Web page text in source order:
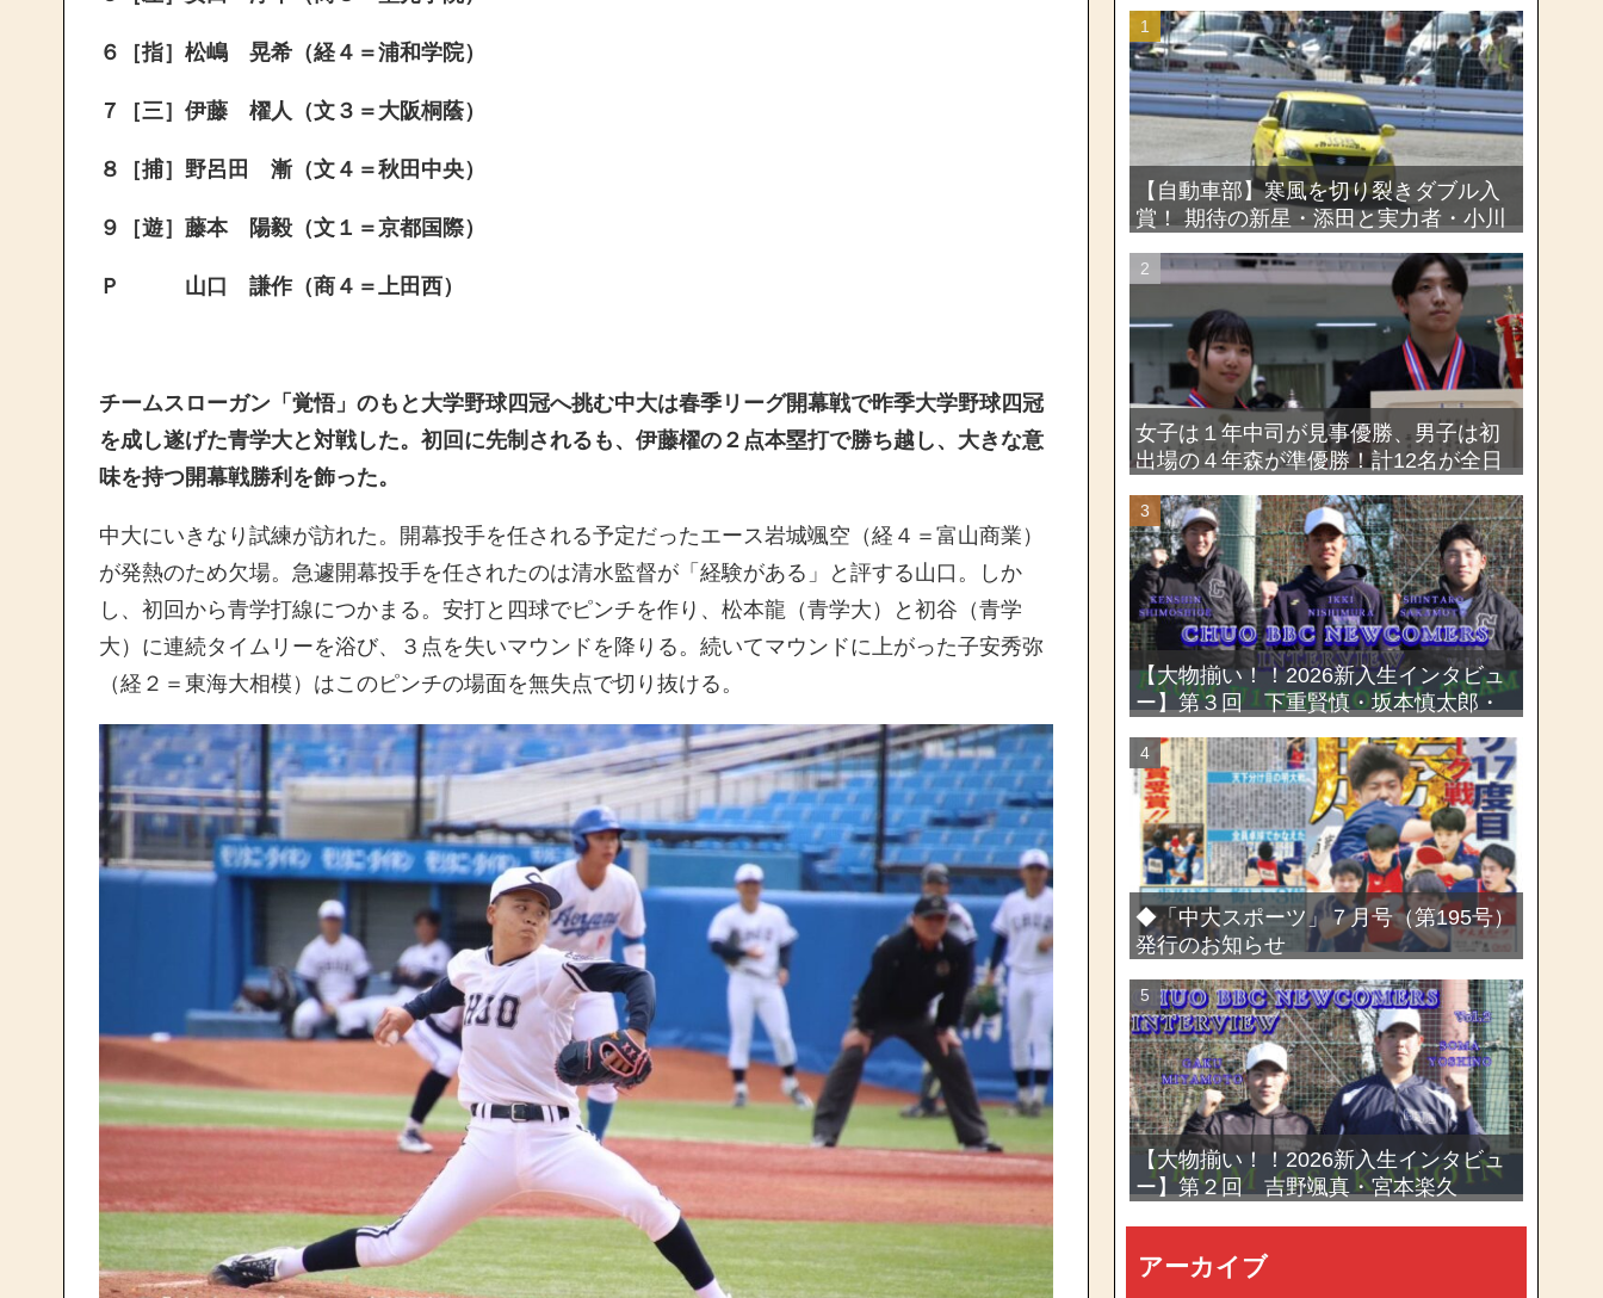
６［指］松嶋 晃希（経４＝浦和学院）
７［三］伊藤 櫂人（文３＝大阪桐蔭）
８［捕］野呂田 漸（文４＝秋田中央）
９［遊］藤本 陽毅（文１＝京都国際）
Ｐ 山口 謙作（商４＝上田西）
チームスローガン「覚悟」のもと大学野球四冠へ挑む中大は春季リーグ開幕戦で昨季大学野球四冠
を成し遂げた青学大と対戦した。初回に先制されるも、伊藤櫂の２点本塁打で勝ち越し、大きな意
味を持つ開幕戦勝利を飾った。
中大にいきなり試練が訪れた。開幕投手を任される予定だったエース岩城颯空（経４＝富山商業）
が発熱のため欠場。急遽開幕投手を任されたのは清水監督が「経験がある」と評する山口。しか
し、初回から青学打線につかまる。安打と四球でピンチを作り、松本龍（青学大）と初谷（青学
大）に連続タイムリーを浴び、３点を失いマウンドを降りる。続いてマウンドに上がった子安秀弥
（経２＝東海大相模）はこのピンチの場面を無失点で切り抜ける。
【自動車部】寒風を切り裂きダブル入
賞！ 期待の新星・添田と実力者・小川
大会2026
女子は１年中司が見事優勝、男子は初
出場の４年森が準優勝！計12名が全日
剣道選手権大会・第72回関東学生剣道
選手権大会
【大物揃い！！2026新入生インタビュ
ー】第３回 下重賢慎・坂本慎太郎・
◆「中大スポーツ」７月号（第195号）
発行のお知らせ
【大物揃い！！2026新入生インタビュ
ー】第２回 吉野颯真・宮本楽久
アーカイブ